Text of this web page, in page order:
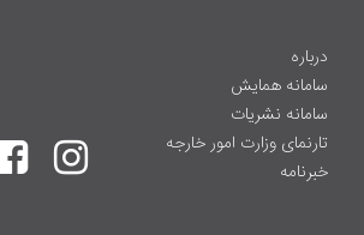
درباره
سامانه همایش
سامانه نشریات
تارنمای وزارت امور خارجه
خبرنامه